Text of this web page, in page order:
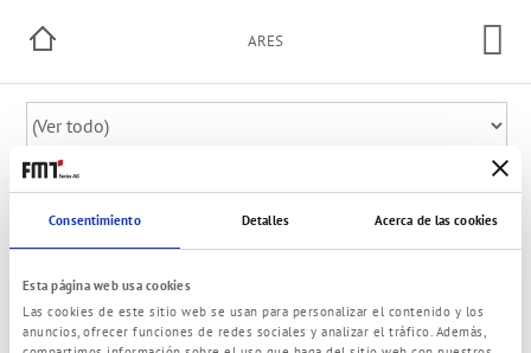
Consentimiento Detalles Acerca de las cookies
Esta página web usa cookies
Las cookies de este sitio web se usan para personalizar el contenido y los
anuncios, ofrecer funciones de redes sociales y analizar el tráfico. Además,
ARES